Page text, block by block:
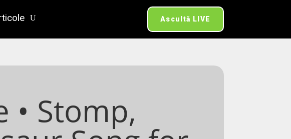
Ascultă LIVE
• Stomp,